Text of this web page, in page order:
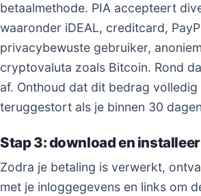
betaalmethode. PIA accepteert
waaronder iDEAL, creditcard,
privacybewuste gebruiker,
cryptovaluta zoals Bitcoin. Rond
af. Onthoud dat dit bedrag
teruggestort als je binnen 30
Stap 3: download en
Zodra je betaling is verwerkt,
met je inloggegevens en links om